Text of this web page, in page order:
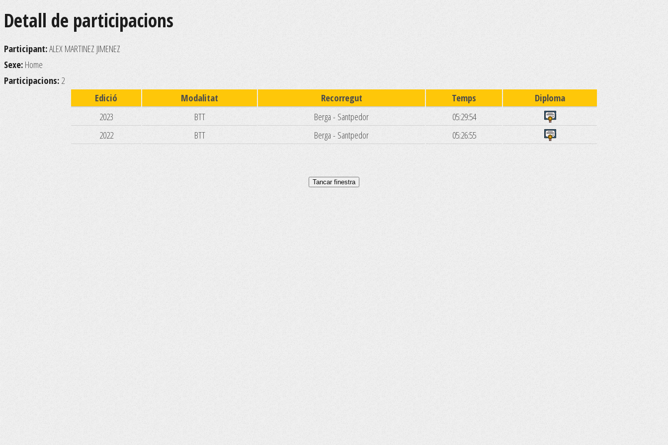
Detall de participacions
Participant:ALEX MARTINEZ JIMENEZ
Sexe: Home
Participacions: 2
Edició
Modalitat Recorregut Temps
Diploma
2023
BTT Berga - Santpedor
05:29:54
2022
BTT Berga - Santpedor 05:26:55